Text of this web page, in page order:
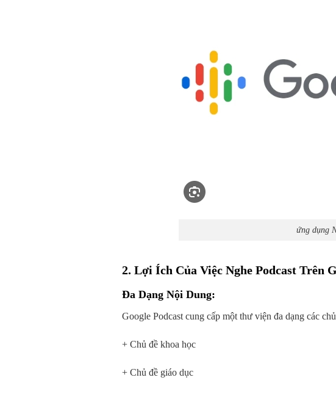
ứng dụng
2. Lợi Ích Của Việc Nghe Podcast Trên
Đa Dạng Nội Dung:
Google Podcast cung cấp một thư viện đa dạng các
+ Chủ đề khoa học
+ Chủ đề giáo dục